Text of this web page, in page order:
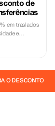
de
em traslados
e
O DESCONTO